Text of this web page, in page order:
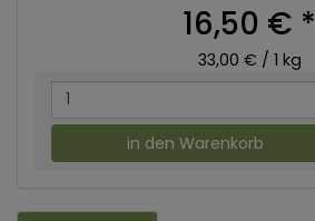
16,50 € *
33,00 € / 1 kg
in den Warenkorb